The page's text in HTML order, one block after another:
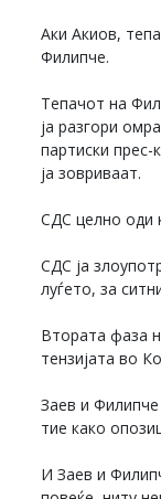
Аки Акиов,
Филипче.
Тепачот на
ја разгори
партиски
ја зовриваат.
СДС целно оди
СДС ја
луѓето, за
Втората фаза
тензијата во
Заев и
тие како
И Заев и